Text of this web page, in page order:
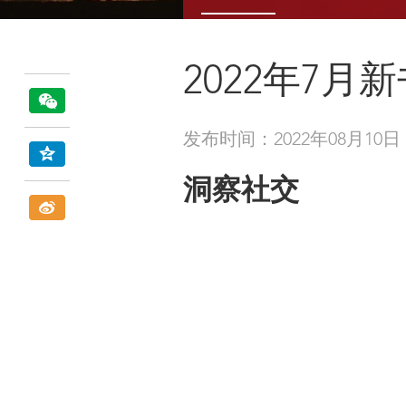
2022年7月
发布时间：2022年08月10日
洞察社交